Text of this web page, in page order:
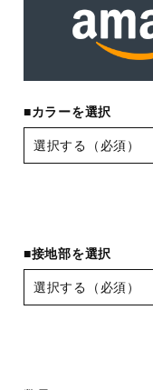
■カラーを選択
■接地部を選択